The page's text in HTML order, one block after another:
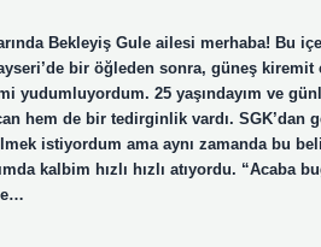
Bekleyiş Gule ailesi merhaba! Bu
bir öğleden sonra, güneş kiremit
yudumluyordum. 25 yaşındayım ve
hem de bir tedirginlik vardı. SGK’dan
istiyordum ama aynı zamanda bu
kalbim hızlı hızlı atıyordu.